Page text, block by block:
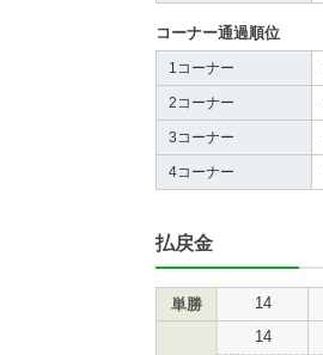
コーナー通過順位
1コーナー
2コーナー
3コーナー
4コーナー
払戻金
単勝 14
14